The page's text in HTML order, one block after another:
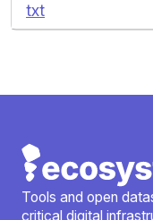
txt
Tools and open
critical digital